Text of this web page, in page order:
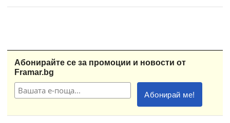
Абонирайте се за промоции и новости от
Framar.bg